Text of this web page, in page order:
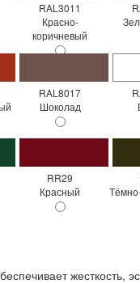
RAL3011
Красно-
коричневый
RAL8017
Шоколад
RR29
Красный
жесткость,